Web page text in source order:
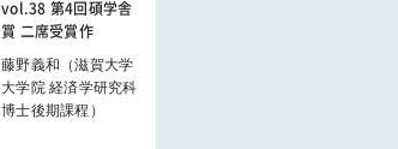
vol.38 第4回碩学舎
賞 二席受賞作
藤野義和（滋賀大学
大学院 経済学研究科
博士後期課程）